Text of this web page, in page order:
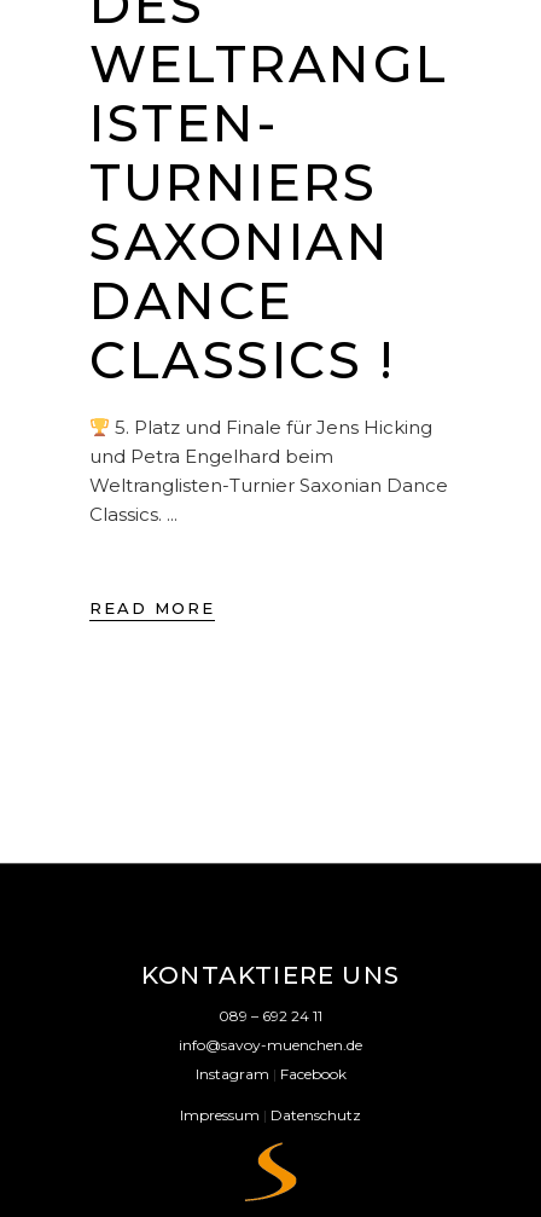
WELTRANGL
ISTEN-
TURNIERS
SAXONIAN
DANCE
CLASSICS !
5. Platz und Finale für Jens Hicking
und Petra Engelhard beim
Weltranglisten-Turnier Saxonian Dance
Classics.
READ MORE
KONTAKTIERE UNS
089 – 692 24 11
info@savoy-muenchen.de
Instagram | Facebook
Impressum | Datenschutz